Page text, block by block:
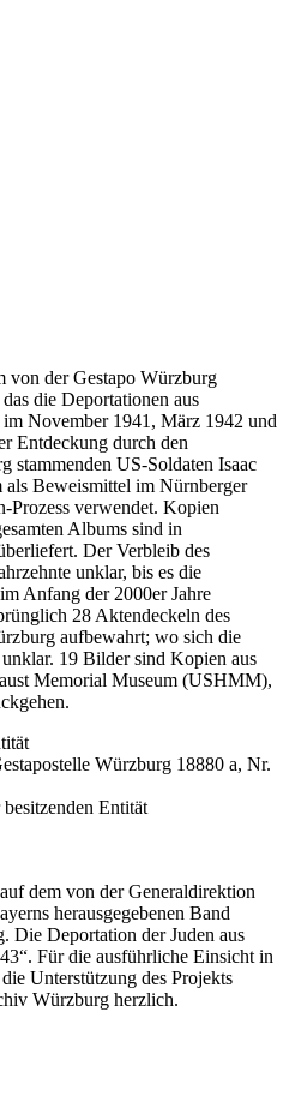
von der Gestapo Würzburg
die Deportationen aus
November 1941, März 1942 und
Entdeckung durch den
stammenden US-Soldaten Isaac
Beweismittel im Nürnberger
Prozess verwendet. Kopien
Albums sind in
Der Verbleib des
unklar, bis es die
Anfang der 2000er Jahre
28 Aktendeckeln des
aufbewahrt; wo sich die
19 Bilder sind Kopien aus
Memorial Museum (USHMM),
Würz­burg 18880 a, Nr.
Entität
dem von der Generaldirektion
herausgegebenen Band
Die Deportation der Juden aus
Für die ausführliche Einsicht in
Unterstützung des Projekts
Würzburg herzlich.